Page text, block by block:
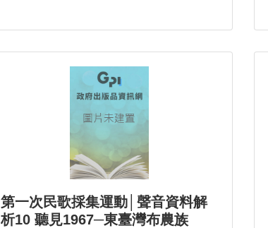
第一次民歌採集運動│聲音資料解
析10 聽見1967─東臺灣布農族